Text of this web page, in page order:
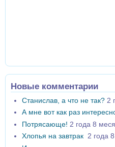
Новые комментарии
Станислав, а что не так? 2
А мне вот как раз
Потрясающе! 2 года 8
Хлопья на завтрак 2 года